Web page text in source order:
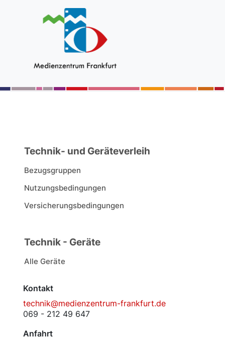
Technik- und Geräteverleih
Bezugsgruppen
Nutzungsbedingungen
Versicherungsbedingungen
Technik - Geräte
Alle Geräte
Kontakt
technik@medienzentrum-frankfurt.de
069 - 212 49 647
Anfahrt